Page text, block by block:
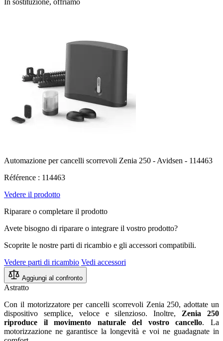
Automazione per cancelli scorrevoli Zenia 250 - Avidsen - 114463
Référence : 114463
Vedere il prodotto
Riparare o completare il prodotto
Avete bisogno di riparare o integrare il vostro prodotto?
Scoprite le nostre parti di ricambio e gli accessori compatibili.
Vedere parti di ricambio Vedi accessori
Aggiungi al confronto
Astratto
Con il motorizzatore per cancelli scorrevoli Zenia 250, adottate un
dispositivo semplice, veloce e silenzioso. Inoltre, Zenia 250
riproduce il movimento naturale del vostro cancello. La
motorizzazione ne garantisce la longevità e voi ne guadagnate in